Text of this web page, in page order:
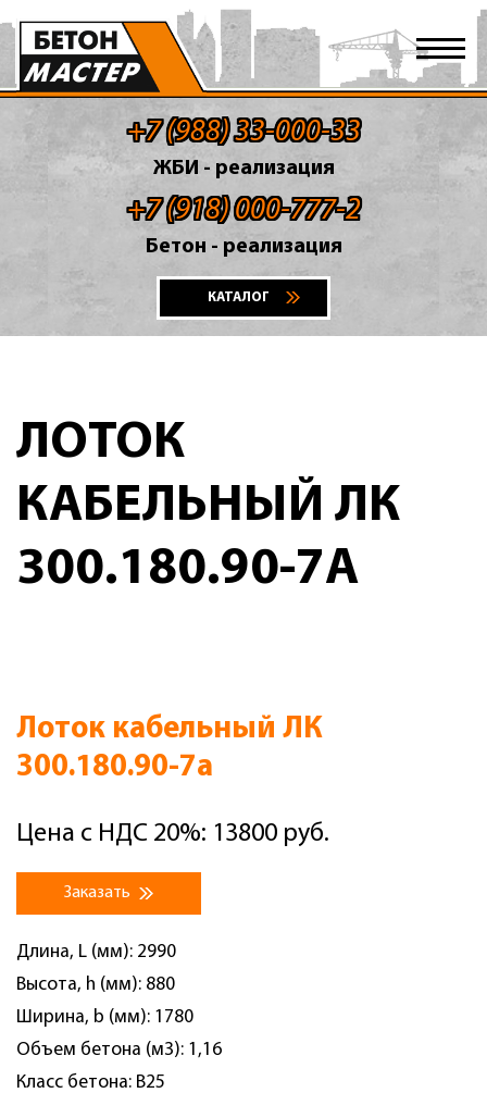
+7 (988) 33-000-33
ЖБИ - реализация
+7 (918) 000-777-2
Бетон - реализация
КАТАЛОГ
ЛОТОК
КАБЕЛЬНЫЙ ЛК
300.180.90-7А
Лоток кабельный ЛК
300.180.90-7а
Цена с НДС 20%: 13800 руб.
Заказать
Длина, L (мм): 2990
Высота, h (мм): 880
Ширина, b (мм): 1780
Объем бетона (м3): 1,16
Класс бетона: B25